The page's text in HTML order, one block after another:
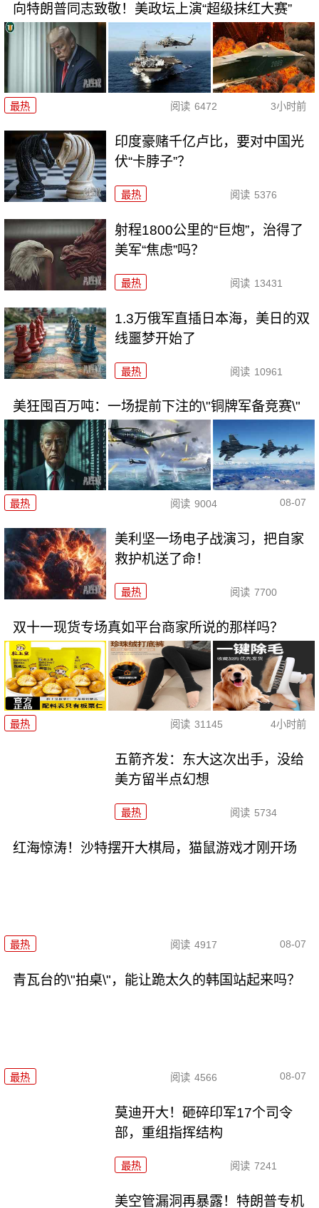
向特朗普同志致敬！美政坛上演“超级抹红大赛”
最热 阅读 6472 3小时前
印度豪赌千亿卢比，要对中国光
伏“卡脖子”？
最热 阅读 5376
射程1800公里的“巨炮”，治得了
美军“焦虑”吗？
最热 阅读 13431
1.3万俄军直插日本海，美日的双
线噩梦开始了
最热 阅读 10961
美狂囤百万吨：一场提前下注的\"铜牌军备竞赛\"
最热 阅读 9004 08-07
美利坚一场电子战演习，把自家
救护机送了命！
最热 阅读 7700
双十一现货专场真如平台商家所说的那样吗？
最热 阅读 31145 4小时前
五箭齐发：东大这次出手，没给
美方留半点幻想
最热 阅读 5734
红海惊涛！沙特摆开大棋局，猫鼠游戏才刚开场
最热 阅读 4917 08-07
青瓦台的\"拍桌\"，能让跪太久的韩国站起来吗？
最热 阅读 4566 08-07
莫迪开大！砸碎印军17个司令
部，重组指挥结构
最热 阅读 7241
美空管漏洞再暴露！特朗普专机